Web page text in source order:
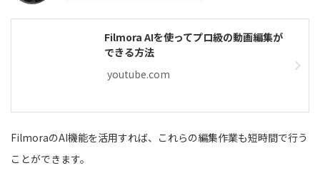
Filmora AIを使ってプロ級の動画編集が
できる方法
youtube.com
FilmoraのAI機能を活用すれば、これらの編集作業も短時間で行う
ことができます。